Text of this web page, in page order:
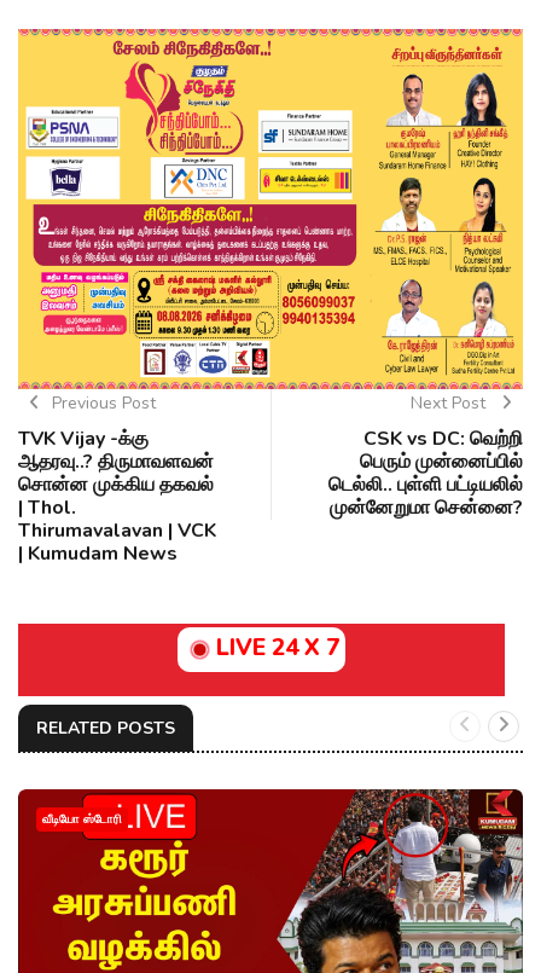
Previous Post
TVK Vijay -க்கு
ஆதரவு..? திருமாவளவன்
சொன்ன முக்கிய தகவல்
| Thol.
Thirumavalavan | VCK
| Kumudam News
Next Post
CSK vs DC: வெற்றி
பெரும் முன்னைப்பில்
டெல்லி.. புள்ளி பட்டியலில்
முன்னேறுமா சென்னை?
LIVE 24 X 7
RELATED POSTS
வீடியோ ஸ்டோரி